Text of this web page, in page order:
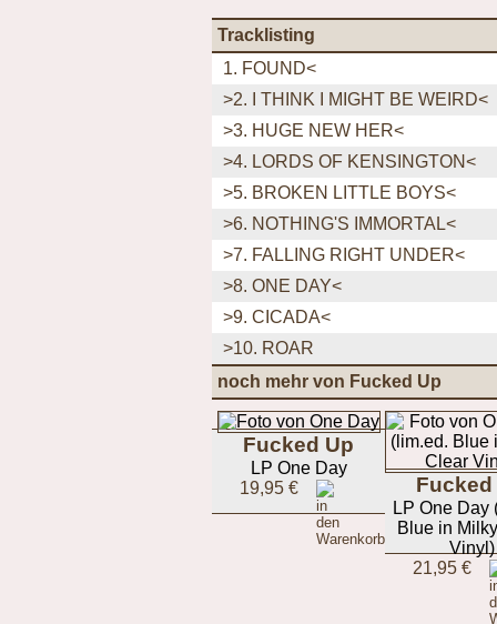
Tracklisting
1. FOUND<
>2. I THINK I MIGHT BE WEIRD<
>3. HUGE NEW HER<
>4. LORDS OF KENSINGTON<
>5. BROKEN LITTLE BOYS<
>6. NOTHING'S IMMORTAL<
>7. FALLING RIGHT UNDER<
>8. ONE DAY<
>9. CICADA<
>10. ROAR
noch mehr von Fucked Up
Fucked Up
LP One Day
19,95 €
Fucked
LP One Day
Blue in
Vinyl)
21,95 €